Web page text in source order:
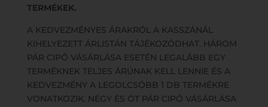
TERMÉKEK.
A KEDVEZMÉNYES ÁRAKRÓL A KASSZÁNÁL
KIHELYEZETT ÁRLISTÁN TÁJÉKOZÓDHAT. HÁROM
PÁR CIPŐ VÁSÁRLÁSA ESETÉN LEGALÁBB EGY
TERMÉKNEK TELJES ÁRÚNAK KELL LENNIE ÉS A
KEDVEZMÉNY A LEGOLCSÓBB 1 DB TERMÉKRE
VONATKOZIK. NÉGY ÉS ÖT PÁR CIPŐ VÁSÁRLÁSA